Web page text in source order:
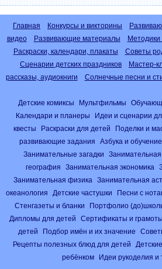
Главная Конкурсы и викторины
видео
Развивающие материалы
Методики
Раскраски, календари, плакаты
Советы
Сценарии детских праздников
Мастер-
рассказы, аудиокниги
Солнечные песни и
Детские комиксы Мультфильмы
Календари и планеры
Идеи и сценарии
квесты
Раскраски для детей Поделки и
развивающие задания
Азбука и
Занимательные загадки
Занимательная
география
Занимательная экономика
Занимательная физика
Занимательная
океанология
Детские частушки Песни с
Стенгазеты и бланки
Портфолио
Дипломы для детей
Сертификаты и грамоты
детей
Подбор имён и их значение
Рецепты полезных блюд для детей
ребёнком
Идеи рукоделия и